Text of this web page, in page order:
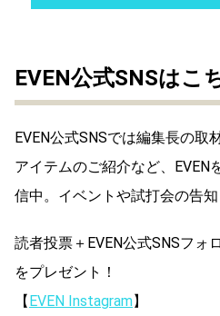
EVEN公式SNSはこ
EVEN公式SNSでは編集長の取
アイテムのご紹介など、EVEN
信中。イベントや試打会の告
読者投票＋EVEN公式SNSフォ
をプレゼント！
【 EVEN Instagram】